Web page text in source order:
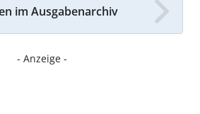
im Ausgabenarchiv
- Anzeige -